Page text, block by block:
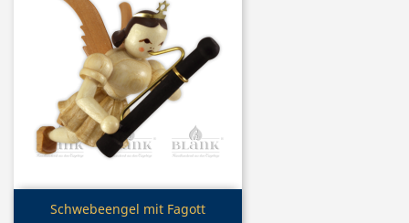
Vorschau
Schwebeengel mit Fagott